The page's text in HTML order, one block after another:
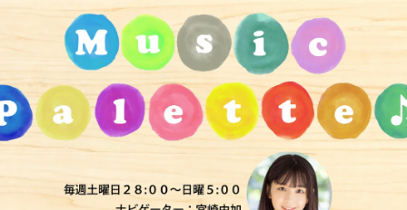
お知らせ
イベント・グッズ
YouTube
会社情報